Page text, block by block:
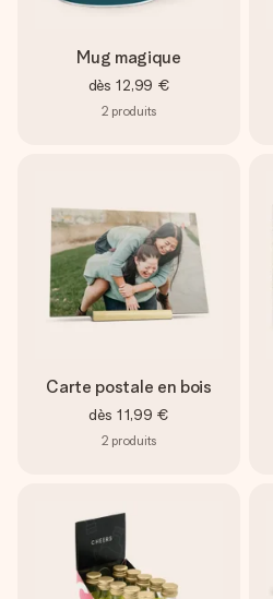
Mug magique
dès 12,99 €
2 produits
Carte postale en bois
dès 11,99 €
2 produits